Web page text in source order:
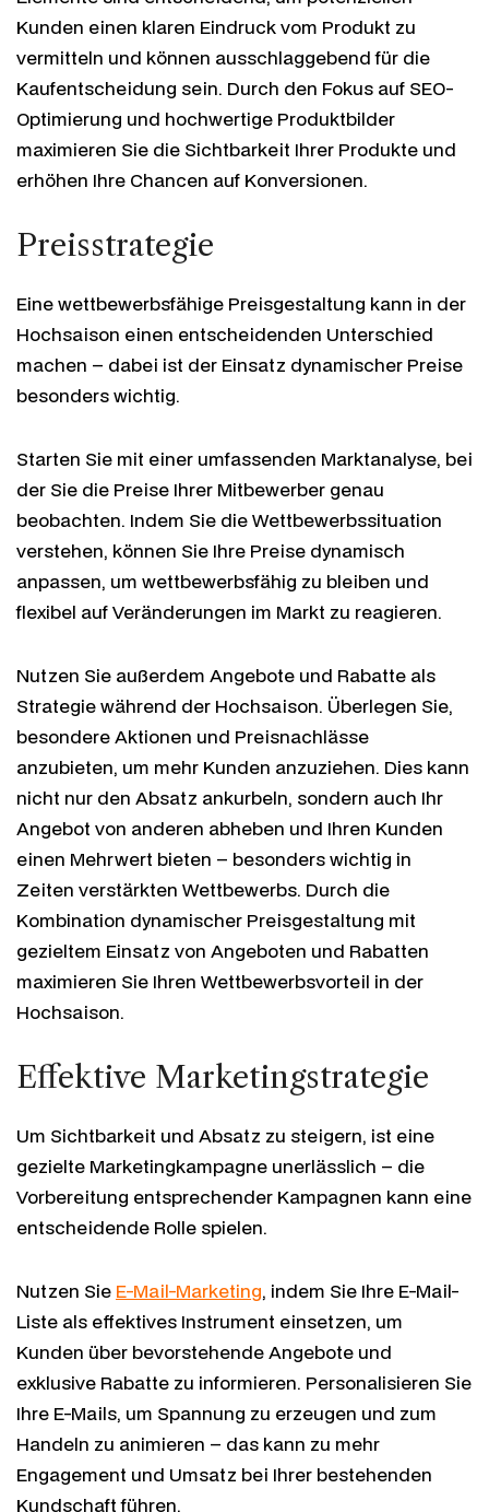
Kunden einen klaren Eindruck vom Produkt zu
vermitteln und können ausschlaggebend für die
Kaufentscheidung sein. Durch den Fokus auf SEO-
Optimierung und hochwertige Produktbilder
maximieren Sie die Sichtbarkeit Ihrer Produkte und
erhöhen Ihre Chancen auf Konversionen.
Preisstrategie
Eine wettbewerbsfähige Preisgestaltung kann in der
Hochsaison einen entscheidenden Unterschied
machen – dabei ist der Einsatz dynamischer Preise
besonders wichtig.
Starten Sie mit einer umfassenden Marktanalyse, bei
der Sie die Preise Ihrer Mitbewerber genau
beobachten. Indem Sie die Wettbewerbssituation
verstehen, können Sie Ihre Preise dynamisch
anpassen, um wettbewerbsfähig zu bleiben und
flexibel auf Veränderungen im Markt zu reagieren.
Nutzen Sie außerdem Angebote und Rabatte als
Strategie während der Hochsaison. Überlegen Sie,
besondere Aktionen und Preisnachlässe
anzubieten, um mehr Kunden anzuziehen. Dies kann
nicht nur den Absatz ankurbeln, sondern auch Ihr
Angebot von anderen abheben und Ihren Kunden
einen Mehrwert bieten – besonders wichtig in
Zeiten verstärkten Wettbewerbs. Durch die
Kombination dynamischer Preisgestaltung mit
gezieltem Einsatz von Angeboten und Rabatten
maximieren Sie Ihren Wettbewerbsvorteil in der
Hochsaison.
Effektive Marketingstrategie
Um Sichtbarkeit und Absatz zu steigern, ist eine
gezielte Marketingkampagne unerlässlich – die
Vorbereitung entsprechender Kampagnen kann eine
entscheidende Rolle spielen.
Nutzen Sie E-Mail-Marketing, indem Sie Ihre E-Mail-
Liste als effektives Instrument einsetzen, um
Kunden über bevorstehende Angebote und
exklusive Rabatte zu informieren. Personalisieren Sie
Ihre E-Mails, um Spannung zu erzeugen und zum
Handeln zu animieren – das kann zu mehr
Engagement und Umsatz bei Ihrer bestehenden
Kundschaft führen.